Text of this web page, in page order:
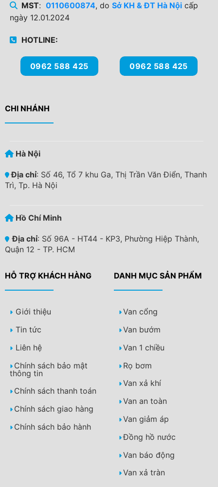
MST: 0110600874, do Sở KH & ĐT Hà Nộicấp
ngày 12.01.2024
HOTLINE:
0962 588 425 0962 588 425
CHI NHÁNH
Hà Nội
Địa chỉ: Số 46, Tổ 7 khu Ga, Thị Trần Văn Điển, Thanh
Trì, Tp. Hà Nội
Hồ Chí Minh
Địa chỉ: Số 96A - HT44 - KP3, Phường Hiệp Thành,
Quận 12 - TP. HCM
HỖ TRỢ KHÁCH HÀNG DANH MỤC SẢN PHẨM
Giới thiệu
Tin tức
Liên hệ
Chính sách bảo mật
thông tin
Chính sách thanh toán
Chính sách giao hàng
Chính sách bảo hành
Van cổng
Van bướm
Van 1 chiều
Rọ bơm
Van xả khí
Van an toàn
Van giảm áp
Đồng hồ nước
Van báo động
Van xả tràn